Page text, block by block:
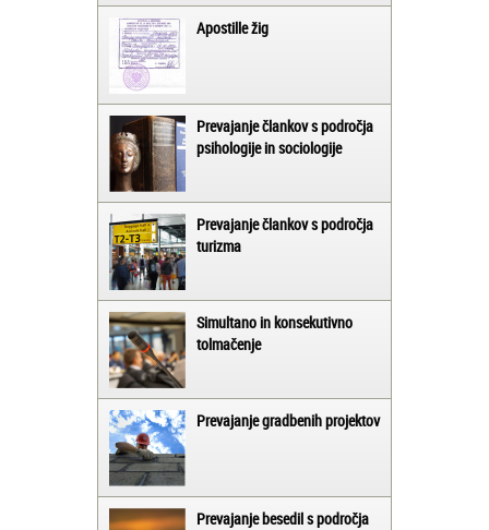
Apostille žig
Prevajanje člankov s področja
psihologije in sociologije
Prevajanje člankov s področja
turizma
Simultano in konsekutivno
tolmačenje
Prevajanje gradbenih projektov
Prevajanje besedil s področja